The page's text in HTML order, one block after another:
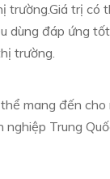
trường.Giá trị
đáp ứng
trường.
mang đến
nghiệp Trung